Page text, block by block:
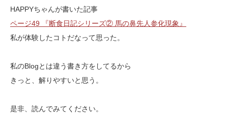
HAPPYちゃんが書いた記事
ページ49 『断食日記シリーズ② 馬の鼻先人参化現象』
私が体験したコトだなって思った。
私のBlogとは違う書き方をしてるから
きっと、解りやすいと思う。
是非、読んでみてください。